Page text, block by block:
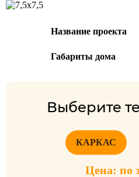
Название проекта
Габариты дома
Выберите
КАРКАС
Цена: по